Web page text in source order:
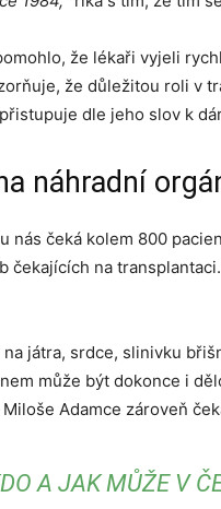
že lékaři vyjeli
že důležitou roli v
dle jeho slov k
náhradní
nás čeká kolem 800
čekajících na
játra, srdce, slinivku
může být dokonce i
Adamce zároveň
A JAK MŮŽE V